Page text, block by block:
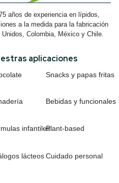
años de experiencia en lípidos,
a la medida para la fabricación
Colombia, México y Chile.
aplicaciones
infantiles
lácteos
Snacks y papas fritas
Bebidas y funcionales
Plant-based
Cuidado personal